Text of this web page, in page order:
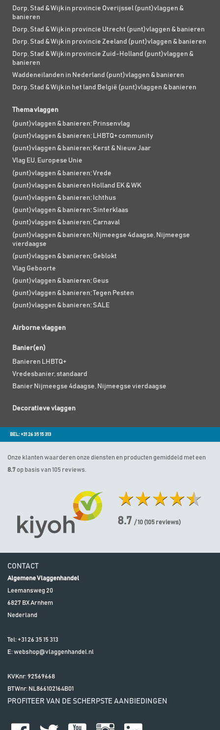
Dorp, Stad & Wijk in provincie Overijssel (punt)vlaggen &
banieren
Dorp, Stad & Wijk in provincie Utrecht (punt)vlaggen & banieren
Dorp, Stad & Wijk in provincie Zeeland (punt)vlaggen & banieren
Dorp, Stad & Wijk in provincie Zuid-Holland (punt)vlaggen &
banieren
Waddeneilanden in Nederland (punt)vlaggen & banieren
Dorp, Stad & Wijk in het land België (punt)vlaggen & banieren
Thema vlaggen
(punt)vlaggen & banieren; Prinsenvlag
(punt)vlaggen & banieren; LHBTQ+ community
(punt)vlaggen & banieren; Kerst & Nieuw Jaar
Vlag EU, Europese Unie
(punt)vlaggen & banieren; Vrede
(punt)vlaggen & banieren Holland EK & WK
(punt)vlaggen & banieren; Ichthus
(punt)vlaggen & banieren; Sinterklaas
(punt)vlaggen & banieren; Carnaval
(punt)vlaggen & banieren; Nijmeegse 4daagse, Nijmeegse
vierdaagse
(punt)vlaggen & banieren; Geblokt
Vlag Geboorte
(punt)vlaggen & banieren; Geus
(punt)vlaggen & banieren; Tegen Pesten
(punt)vlaggen & banieren; SALE
Airborne vlaggen
Banier(en)
Banieren LHBTQ+
Vredesbanier, standaard
Banier Nijmeegse 4daagse, Nijmeegse vierdaagse
Decoratieve vlaggen
BEL: +31 26 35 15 313
Onze klanten waarderen onze diensten en producten gemiddeld met een
8.7 op basis van 105 reviews.
8.7 / 10 (105 reviews)
CONTACT
Algemene Vlaggenhandel
Leemansweg 20
6827 BXArnhem
Nederland
Tel: +31 26 35 15 313
E:webshop@vlaggenhandel.nl
KVKnr: 92569668
BTWnr: NL866102164B01
PROFITEER VAN DE SCHERPSTE AANBIEDINGEN